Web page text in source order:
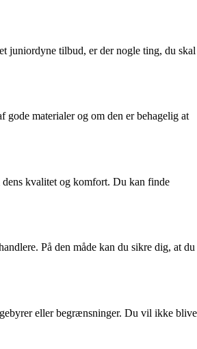
juniordyne tilbud, er der nogle ting, du skal
materialer og om den er behagelig at
dens kvalitet og komfort. Du kan finde
På den måde kan du sikre dig, at du
eller begrænsninger. Du vil ikke blive